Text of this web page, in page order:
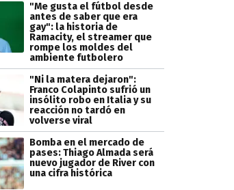
"Me gusta el fútbol desde
antes de saber que era
gay": la historia de
Ramacity, el streamer que
rompe los moldes del
ambiente futbolero
"Ni la matera dejaron":
Franco Colapinto sufrió un
insólito robo en Italia y su
reacción no tardó en
volverse viral
Bomba en el mercado de
pases: Thiago Almada será
nuevo jugador de River con
una cifra histórica